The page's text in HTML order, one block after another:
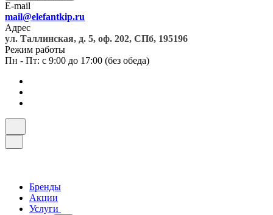
E-mail
mail@elefantkip.ru
Адрес
ул. Таллинская, д. 5, оф. 202, СПб, 195196
Режим работы
Пн - Пт: с 9:00 до 17:00 (без обеда)
Бренды
Акции
Услуги